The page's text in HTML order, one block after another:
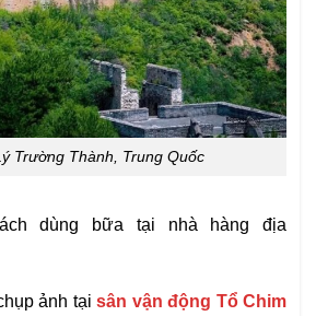
Trường Thành, Trung Quốc
dùng bữa tại nhà hàng địa
ảnh tạisân vận động Tổ Chim